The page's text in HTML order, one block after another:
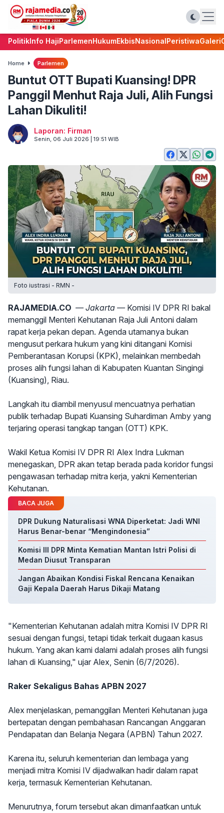
PolitikInfo HajiParlemenHukumEkbisNasionalPeristiwaGaleri
Home Parlemen
Buntut OTT Bupati Kuansing! DPR
Panggil Menhut Raja Juli, Alih Fungsi
Lahan Dikuliti!
Laporan: Firman
Senin, 06 Juli 2026 | 19:51 WIB
Foto iustrasi - RMN -
RAJAMEDIA.CO — Jakarta —Komisi IV DPR RI bakal
memanggil Menteri Kehutanan Raja Juli Antoni dalam
rapat kerja pekan depan. Agenda utamanya bukan
mengusut perkara hukum yang kini ditangani Komisi
Pemberantasan Korupsi (KPK), melainkan membedah
proses alih fungsi lahan di Kabupaten Kuantan Singingi
(Kuansing), Riau.
Langkah itu diambil menyusul mencuatnya perhatian
publik terhadap Bupati Kuansing Suhardiman Amby yang
terjaring operasi tangkap tangan (OTT) KPK.
Wakil Ketua Komisi IV DPR RI Alex Indra Lukman
menegaskan, DPR akan tetap berada pada koridor fungsi
pengawasan terhadap mitra kerja, yakni Kementerian
Kehutanan.
BACA JUGA
DPR Dukung Naturalisasi WNA Diperketat: Jadi WNI
Harus Benar-benar “Mengindonesia”
Komisi III DPR Minta Kematian Mantan Istri Polisi di
Medan Diusut Transparan
Jangan Abaikan Kondisi Fiskal Rencana Kenaikan
Gaji Kepala Daerah Harus Dikaji Matang
"Kementerian Kehutanan adalah mitra Komisi IV DPR RI
sesuai dengan fungsi, tetapi tidak terkait dugaan kasus
hukum. Yang akan kami dalami adalah proses alih fungsi
lahan di Kuansing," ujar Alex, Senin (6/7/2026).
Raker Sekaligus Bahas APBN 2027
Alex menjelaskan, pemanggilan Menteri Kehutanan juga
bertepatan dengan pembahasan Rancangan Anggaran
Pendapatan dan Belanja Negara (APBN) Tahun 2027.
Karena itu, seluruh kementerian dan lembaga yang
menjadi mitra Komisi IV dijadwalkan hadir dalam rapat
kerja, termasuk Kementerian Kehutanan.
Menurutnya, forum tersebut akan dimanfaatkan untuk